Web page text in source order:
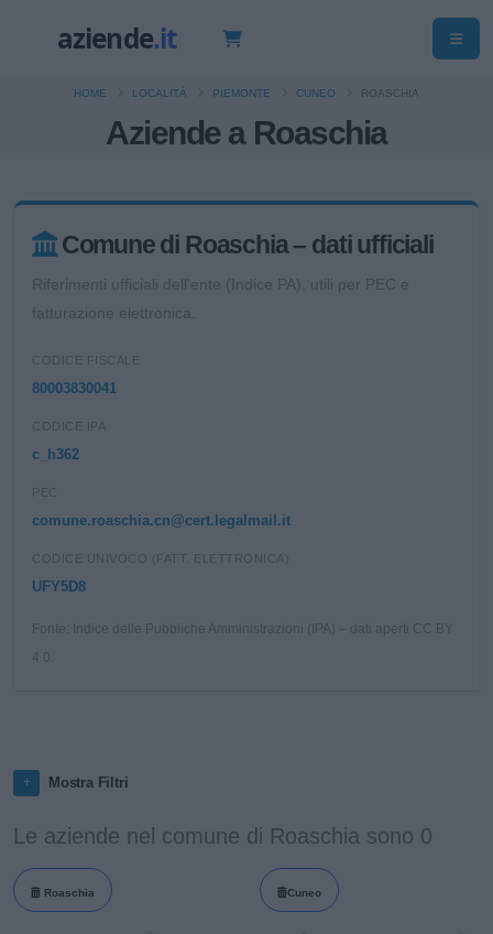
Aziende a Roaschia
HOME LOCALITÀ PIEMONTE CUNEO ROASCHIA
Comune di Roaschia – dati ufficiali
Riferimenti ufficiali dell'ente (Indice PA), utili per PEC e
fatturazione elettronica.
CODICE FISCALE
80003830041
CODICE IPA
c_h362
PEC
comune.roaschia.cn@cert.legalmail.it
CODICE UNIVOCO (FATT. ELETTRONICA)
UFY5D8
Fonte: Indice delle Pubbliche Amministrazioni (IPA) – dati aperti CC BY
Mostra Filtri
Le aziende nel comune di Roaschia sono 0
Roaschia Cuneo